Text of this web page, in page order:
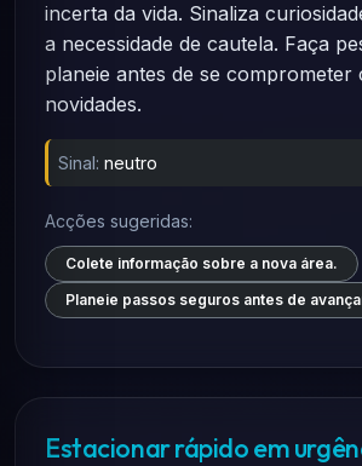
incerta da vida. Sinaliza
a necessidade de cautela. Faça
planeie antes de se comprometer
novidades.
Sinal: neutro
Acções sugeridas:
Colete informação sobre a nova área.
Planeie passos seguros antes de
Estacionar rápido em